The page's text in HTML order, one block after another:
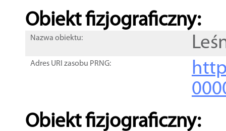
Obiekt fizjograficzny:
Nazwa obiektu:
Adres URI zasobu PRNG:
Obiekt fizjograficzny: